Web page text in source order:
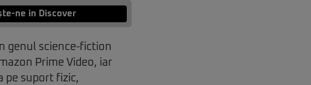
ne in Discover
genul science-fiction
Prime Video, iar
pe suport fizic,